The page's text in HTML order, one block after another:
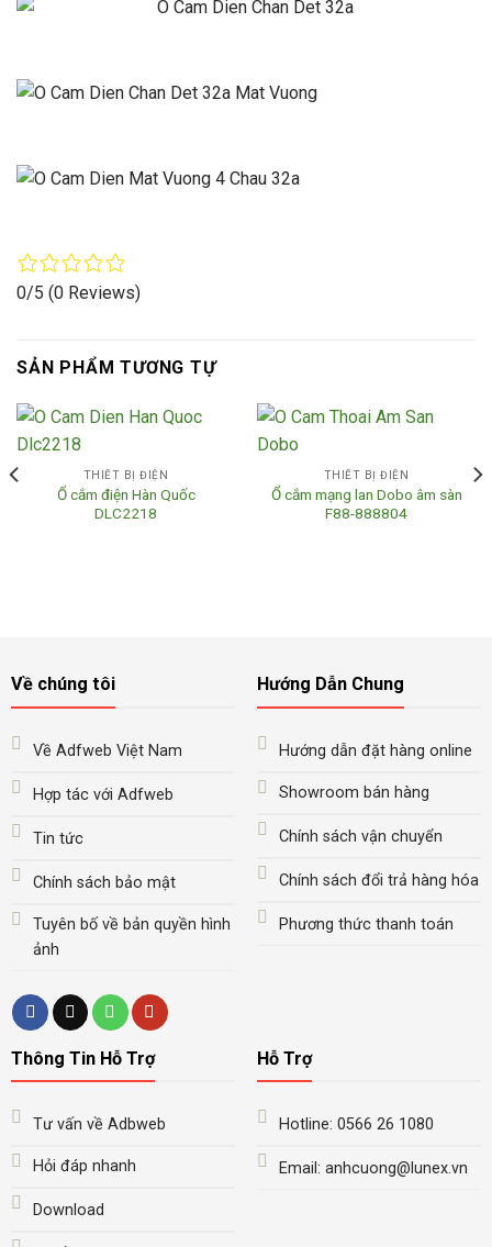
0/5 (0 Reviews)
SẢN PHẨM TƯƠNG TỰ
THIẾT BỊ ĐIỆN
Ổ cắm điện Hàn Quốc
DLC2218
THIẾT BỊ ĐIỆN
Ổ cắm mạng lan Dobo âm sàn
F88-888804
Về chúng tôi
Về Adfweb Việt Nam
Hợp tác với Adfweb
Tin tức
Chính sách bảo mật
Tuyên bố về bản quyền hình
ảnh
Hướng Dẫn Chung
Hướng dẫn đặt hàng online
Showroom bán hàng
Chính sách vận chuyển
Chính sách đổi trả hàng hóa
Phương thức thanh toán
Thông Tin Hỗ Trợ
Tư vấn về Adbweb
Hỏi đáp nhanh
Download
Hỗ Trợ
Hotline: 0566 26 1080
Email: anhcuong@lunex.vn